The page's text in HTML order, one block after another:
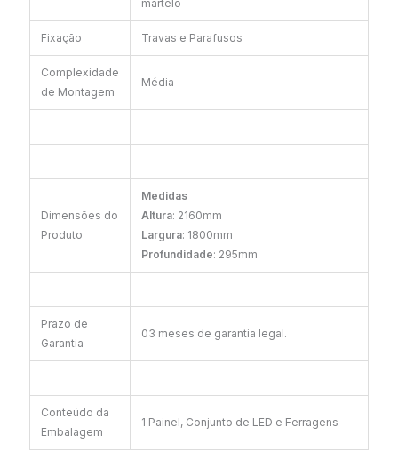
martelo
Fixação Travas e Parafusos
Complexidade
de Montagem
Média
Dimensões do
Produto
Medidas
Altura: 2160mm
Largura: 1800mm
Profundidade: 295mm
Prazo de
Garantia
03 meses de garantia legal.
Conteúdo da
Embalagem
1 Painel, Conjunto de LED e Ferragens